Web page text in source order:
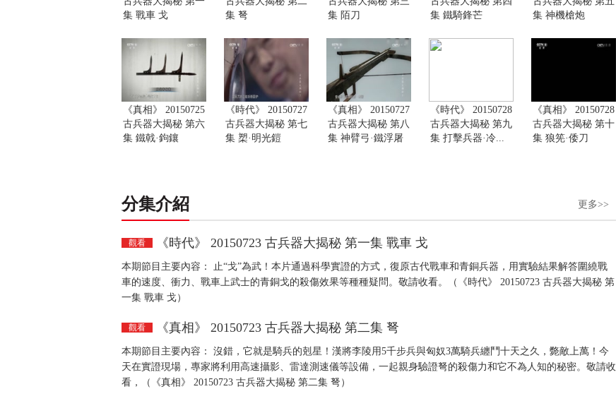
集 戰車 戈
集 弩
集 陌刀
集 鐵騎鋒芒
集 神機槍炮
《真相》 20150725
古兵器大揭秘 第六
集 鐵戟·鉤鑲
《時代》 20150727
古兵器大揭秘 第七
集 槊·明光鎧
《真相》 20150727
古兵器大揭秘 第八
集 神臂弓·鐵浮屠
《時代》 20150728
古兵器大揭秘 第九
集 打擊兵器·冷...
《真相》 20150728
古兵器大揭秘 第十
集 狼筅·倭刀
分集介紹 更多>>
觀看 《時代》 20150723 古兵器大揭秘 第一集 戰車 戈
本期節目主要內容： 止“戈”為武！本片通過科學實證的方式，復原古代戰車和青銅兵器，用實驗結果解答圍繞戰
車的速度、衝力、戰車上武士的青銅戈的殺傷效果等種種疑問。敬請收看。（《時代》 20150723 古兵器大揭秘 第
一集 戰車 戈）
觀看 《真相》 20150723 古兵器大揭秘 第二集 弩
本期節目主要內容： 沒錯，它就是騎兵的剋星！漢將李陵用5千步兵與匈奴3萬騎兵纏鬥十天之久，斃敵上萬！今
天在實證現場，專家將利用高速攝影、雷達測速儀等設備，一起親身驗證弩的殺傷力和它不為人知的秘密。敬請收
看，（《真相》 20150723 古兵器大揭秘 第二集 弩）